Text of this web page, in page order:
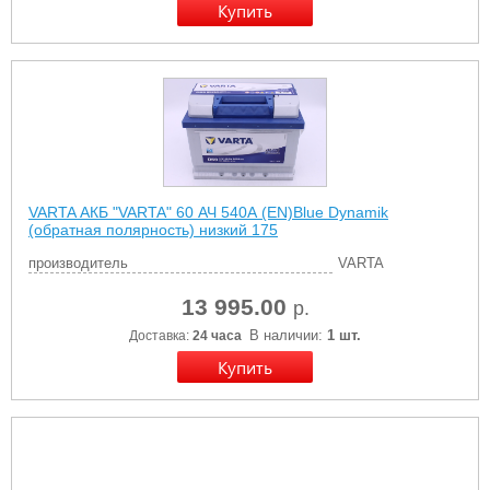
VARTA АКБ "VARTA" 60 АЧ 540А (EN)Blue Dynamik
(обратная полярность) низкий 175
производитель VARTA
13 995.00 р.
Доставка: 24 часа В наличии: 1 шт.